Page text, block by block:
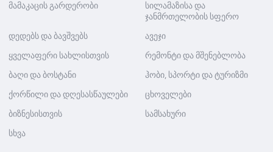
მამაკაცის გარდერობი
სილამაზისა და
ჯანმრთელობის სფერო
დედებს და ბავშვებს
ავეჯი
ყველაფერი სახლისთვის
რემონტი და მშენებლობა
ბაღი და ბოსტანი
ჰობი, სპორტი და ტურიზმი
ქორწილი და დღესასწაულები
ცხოველები
ბიზნესისთვის
სამსახური
სხვა